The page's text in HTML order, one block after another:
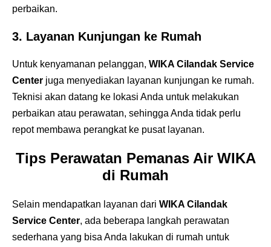
perbaikan.
3. Layanan Kunjungan ke Rumah
Untuk kenyamanan pelanggan, WIKA Cilandak Service
Center juga menyediakan layanan kunjungan ke rumah.
Teknisi akan datang ke lokasi Anda untuk melakukan
perbaikan atau perawatan, sehingga Anda tidak perlu
repot membawa perangkat ke pusat layanan.
Tips Perawatan Pemanas Air WIKA
di Rumah
Selain mendapatkan layanan dari WIKA Cilandak
Service Center, ada beberapa langkah perawatan
sederhana yang bisa Anda lakukan di rumah untuk